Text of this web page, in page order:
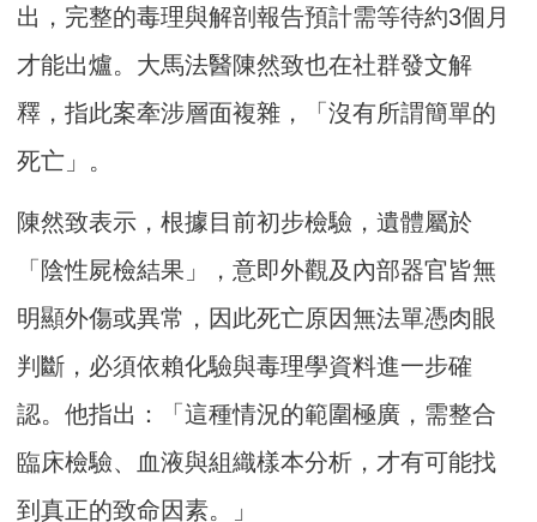
出，完整的毒理與解剖報告預計需等待約3個月
才能出爐。大馬法醫陳然致也在社群發文解
釋，指此案牽涉層面複雜，「沒有所謂簡單的
死亡」。
陳然致表示，根據目前初步檢驗，遺體屬於
「陰性屍檢結果」，意即外觀及內部器官皆無
明顯外傷或異常，因此死亡原因無法單憑肉眼
判斷，必須依賴化驗與毒理學資料進一步確
認。他指出：「這種情況的範圍極廣，需整合
臨床檢驗、血液與組織樣本分析，才有可能找
到真正的致命因素。」